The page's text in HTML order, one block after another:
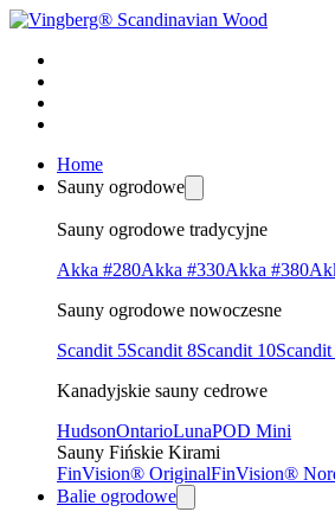
Home
Sauny ogrodowe
Sauny ogrodowe tradycyjne
Akka #280Akka #330Akka #380
Sauny ogrodowe nowoczesne
Scandit 5Scandit 8Scandit 10
Kanadyjskie sauny cedrowe
HudsonOntarioLunaPOD Mini
Sauny Fińskie Kirami
FinVision® OriginalFinVision®
Balie ogrodowe